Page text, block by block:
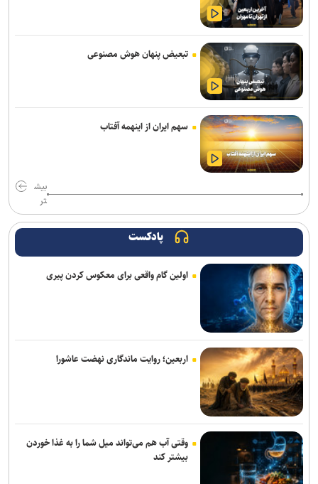
ارائه خدمات رایگان مجموعه توچال به اصحاب رسانه
شکوری: امیدوارم برخلاف گذشته، بتوانیم در رده امید به موفقیت برسیم
آرمان الهی بعد از جهانی باکو، به جهانی اسلواکی می‌رود/ عنوان‌دار ایرانی
جهان که قهرمان ۲ رشته آزاد و فرنگی شده بود
رسمی| پنجره استقلال بسته ماند
سالاری مشاور مدیرعامل پرسپولیس شد
تغییر ساختار در معاونت ورزشی باشگاه پرسپولیس؛ تشکیل سه مدیریت
آراسته به نساجی پیوست
اعلام شماره پیراهن بازیکنان پرسپولیس برای لیگ بیست‌وششم
مسابقات دوومیدانی بلاروس| کسب ۶ مدال توسط ملی‌پوشان ایران
عیسی‌لو به چادرملو اردکان پیوست
تکواندو هانمادانگ ۲۰۲۶| پایان کار نمایندگان ایران با کسب ۲۶ مدال
رسمی؛ عالیشاه به گل‌گهر پیوست
ربیعی سرمربی شاهین بندرعامری شد
اعلام اسامی نامزدهای تایید صلاحیت شده ریاست فدراسیون بدنسازی و
پرورش اندام/ حضور عضو هیات مدیره پرسپولیس
کلباسی به چادرملو پیوست
تبعیض پنهان هوش مصنوعی
سهم ایران از اینهمه آفتاب
بیش
تر
پادکست
اولین گام واقعی برای معکوس کردن پیری
اربعین؛ روایت ماندگاری نهضت عاشورا
وقتی آب هم می‌تواند میل شما را به غذا خوردن
بیشتر کند